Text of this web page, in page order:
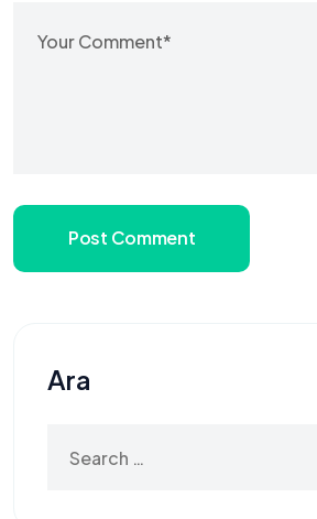
Post Comment
Ara
for: